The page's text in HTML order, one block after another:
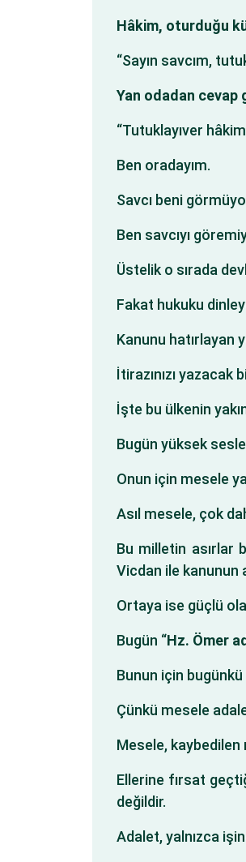
Hâkim, oturduğu
“Sayın savcım,
Yan odadan cevap
“Tutuklayıver
Ben oradayım.
Savcı beni
Ben savcıyı
Üstelik o sırada
Fakat hukuku
Kanunu hatırlayan
İtirazınızı yazacak
İşte bu ülkenin
Bugün yüksek
Onun için mesele
Asıl mesele, çok
Bu milletin asırlar
Vicdan ile kanunun
Ortaya ise güçlü
Bugün “Hz. Ömer
Bunun için
Çünkü mesele
Mesele, kaybedilen
Ellerine fırsat
değildir.
Adalet, yalnızca